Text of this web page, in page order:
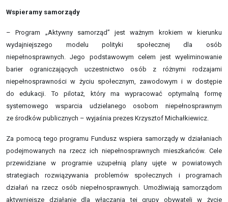
Wspieramy samorządy
– Program „Aktywny samorząd” jest ważnym krokiem w kierunku
wydajniejszego modelu polityki społecznej dla osób
niepełnosprawnych. Jego podstawowym celem jest wyeliminowanie
barier ograniczających uczestnictwo osób z różnymi rodzajami
niepełnosprawności w życiu społecznym, zawodowym i w dostępie
do edukacji. To pilotaż, który ma wypracować optymalną formę
systemowego wsparcia udzielanego osobom niepełnosprawnym
ze środków publicznych – wyjaśnia prezes Krzysztof Michałkiewicz.
Za pomocą tego programu Fundusz wspiera samorządy w działaniach
podejmowanych na rzecz ich niepełnosprawnych mieszkańców. Cele
przewidziane w programie uzupełnią plany ujęte w powiatowych
strategiach rozwiązywania problemów społecznych i programach
działań na rzecz osób niepełnosprawnych. Umożliwiają samorządom
aktywniejsze działanie dla włączania tej grupy obywateli w życie